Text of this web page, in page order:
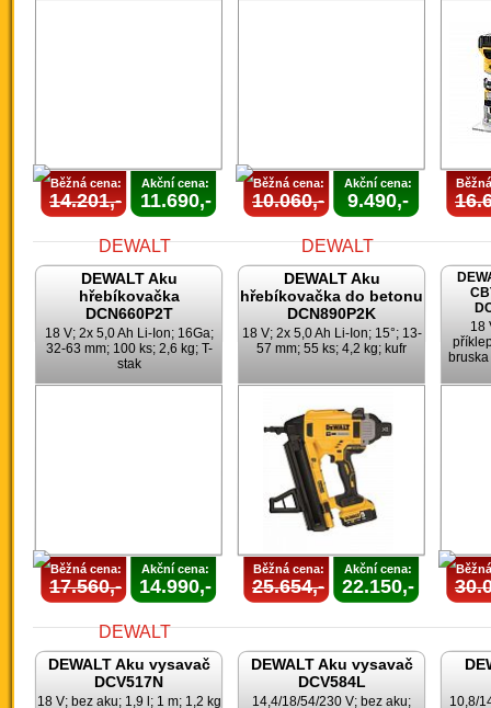
Běžná cena:
14.201,-
Akční cena:
11.690,-
Běžná cena:
10.060,-
Akční cena:
9.490,-
DEWALT Aku
hřebíkovačka
DCN660P2T
18 V; 2x 5,0 Ah Li-Ion; 16Ga;
32-63 mm; 100 ks; 2,6 kg; T-
stak
Běžná cena:
17.560,-
Akční cena:
14.990,-
DEWALT Aku
hřebíkovačka do betonu
DCN890P2K
18 V; 2x 5,0 Ah Li-Ion; 15°; 13-
57 mm; 55 ks; 4,2 kg; kufr
Běžná cena:
25.654,-
Akční cena:
22.150,-
18
DEWALT Aku vysavač
DCV517N
18 V; bez aku; 1,9 l; 1 m; 1,2 kg
DEWALT Aku vysavač
DCV584L
14,4/18/54/230 V; bez aku;
10,8/